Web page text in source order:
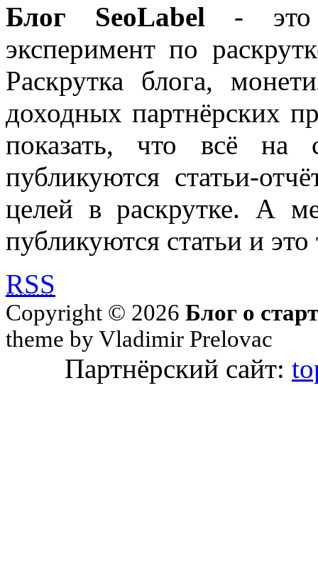
Блог SeoLabel - это
эксперимент по
Раскрутка блога,
доходных партнёрских
показать, что всё на
публикуются статьи-
целей в раскрутке. А
публикуются статьи и
RSS
Copyright © 2026 Блог о
theme by Vladimir Prelovac
Партнёрский сайт: